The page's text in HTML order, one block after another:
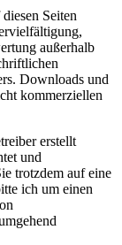
Seiten
außerhalb
Downloads und
kommerziellen
erstellt
und
trotzdem auf eine
ich um einen